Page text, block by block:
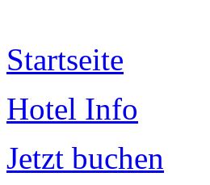
Startseite
Hotel Info
Jetzt buchen